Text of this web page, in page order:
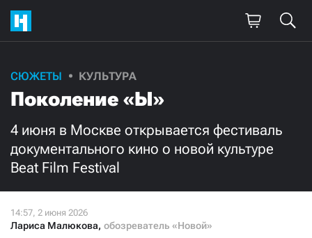
СЮЖЕТЫ КУЛЬТУРА
Поколение «Ы»
4 июня в Москве открывается фестиваль
документального кино о новой культуре
Beat Film Festival
Лариса Малюкова, обозреватель «Новой»
Поддержите
нашу работу!
Ежемесячно Разово
3000